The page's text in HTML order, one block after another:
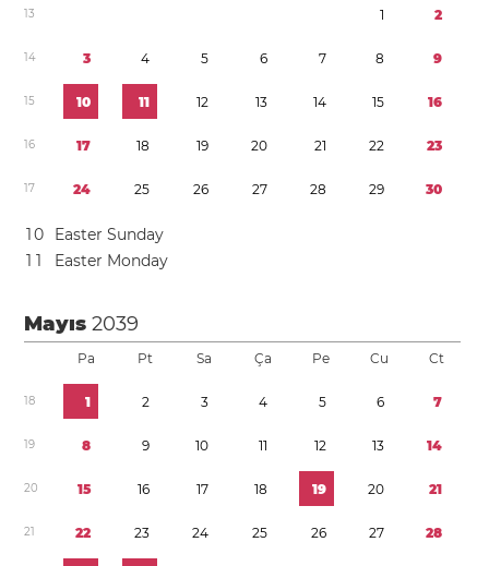
13 1 2
14 3 4 5 6 7 8 9
15 10 11 12 13 14 15 16
16 17 18 19 20 21 22 23
17 24 25 26 27 28 29 30
10
Easter Sunday
1 1 Easter Monday
Mayıs2039
Pa Pt Sa Ça Pe Cu Ct
18 1 2 3 4 5 6 7
19 8 9 10 11 12 13 14
20 15 16 17 18 19 20 21
21 22 23 24 25 26 27 28